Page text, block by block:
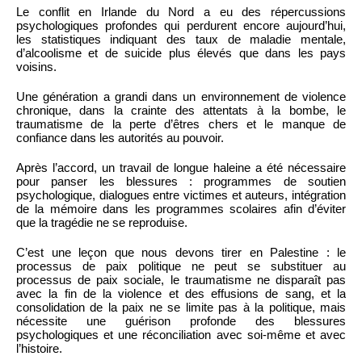
Le conflit en Irlande du Nord a eu des répercussions
psychologiques profondes qui perdurent encore aujourd’hui,
les statistiques indiquant des taux de maladie mentale,
d’alcoolisme et de suicide plus élevés que dans les pays
voisins.
Une génération a grandi dans un environnement de violence
chronique, dans la crainte des attentats à la bombe, le
traumatisme de la perte d’êtres chers et le manque de
confiance dans les autorités au pouvoir.
Après l’accord, un travail de longue haleine a été nécessaire
pour panser les blessures : programmes de soutien
psychologique, dialogues entre victimes et auteurs, intégration
de la mémoire dans les programmes scolaires afin d’éviter
que la tragédie ne se reproduise.
C’est une leçon que nous devons tirer en Palestine : le
processus de paix politique ne peut se substituer au
processus de paix sociale, le traumatisme ne disparaît pas
avec la fin de la violence et des effusions de sang, et la
consolidation de la paix ne se limite pas à la politique, mais
nécessite une guérison profonde des blessures
psychologiques et une réconciliation avec soi-même et avec
l’histoire.